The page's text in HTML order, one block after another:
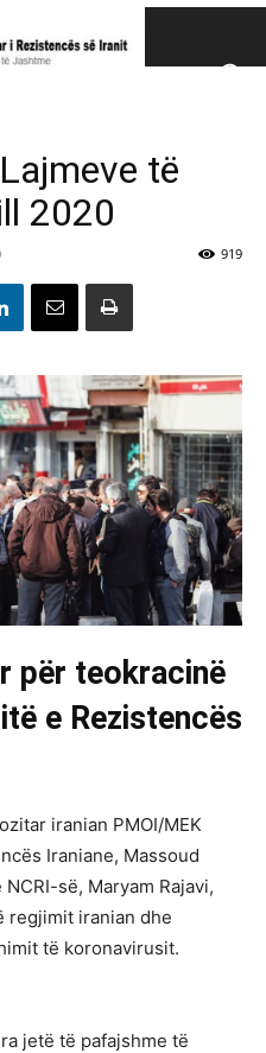
të
2020
919
për teokracinë
e Rezistencës
iranian PMOI/MEK
Iraniane, Massoud
së, Maryam Rajavi,
regjimit iranian dhe
të koronavirusit.
jetë të pafajshme të